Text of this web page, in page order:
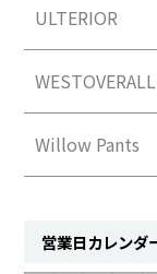
ULTERIOR
Willow Pants
営業日カレンダ